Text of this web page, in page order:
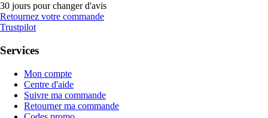
30 jours pour changer d'avis
Retournez votre commande
Trustpilot
Services
Mon compte
Centre d'aide
Suivre ma commande
Retourner ma commande